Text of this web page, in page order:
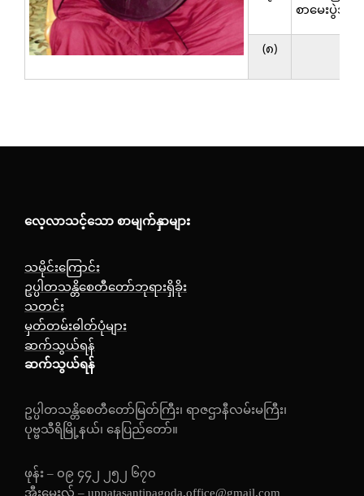
စာမေးပွဲအ
(၈)
လေ့လာသင့်သော စာမျက်နှာများ
သမိုင်းကြောင်း
ဥပ္ပါတသန္တိစေတီတော်ဘုရားရှိခိုး
သတင်း
မှတ်တမ်းဓါတ်ပုံများ
ဆက်သွယ်ရန်
ဆက်သွယ်ရန်
ဥပ္ပါတသန္တိစေတီတော်မြတ်ကြီး၊ ရာဇဌာနီလမ်းမကြီး၊
ပုဗ္ဗသီရိမြို့နယ်၊ နေပြည်တော်။
ဖုန်း – ၀၉ ၄၄၂ ၂၅၂ ၆၇၀
အီးမေးလ် – uppatasantipagoda.office@gmail.com